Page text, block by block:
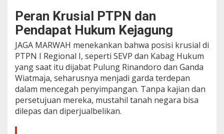
Peran Krusial PTPN dan
Pendapat Hukum Kejagung
JAGA MARWAH menekankan bahwa posisi krusial di
PTPN I Regional I, seperti SEVP dan Kabag Hukum
yang saat itu dijabat Pulung Rinandoro dan Ganda
Wiatmaja, seharusnya menjadi garda terdepan
dalam mencegah penyimpangan. Tanpa kajian dan
persetujuan mereka, mustahil tanah negara bisa
dilepas dan diperjualbelikan.